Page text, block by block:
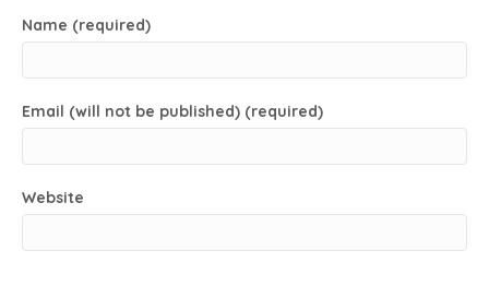
Name (required)
Email (will not be published) (required)
Website